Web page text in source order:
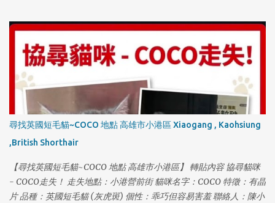
尋找英國短毛貓~COCO 地點 高雄市小港區 Xiaogang , Kaohsiung
,British Shorthair
【尋找英國短毛貓~COCO 地點 高雄市小港區】 轉貼內容 協尋貓咪
- COCO走失！ 走失地點：小港營前街 貓咪名字：COCO 特徵：有晶
片 品種：英國短毛貓 (灰虎斑) 個性：乖巧但容易害羞 聯絡人：陳小